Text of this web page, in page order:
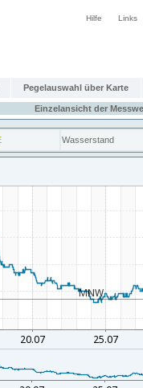
Hilfe Links
Pegelauswahl über Karte
Einzelansicht der
Wasserstand